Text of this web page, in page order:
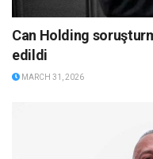
Can Holding
edildi
MARCH 31, 2026